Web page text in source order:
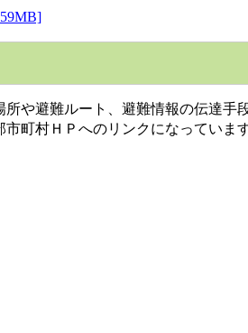
避難ルート、避難情報の伝達手
町村ＨＰへのリンクになっています